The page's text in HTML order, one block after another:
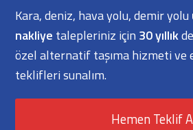
Kara, deniz, hava yolu, demir yolu
nakliye talepleriniz için 30 yıllık
özel alternatif taşıma hizmeti ve
teklifleri sunalım.
Hemen Teklif